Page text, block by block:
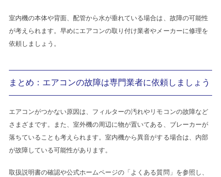
室内機の本体や背面、配管から水が垂れている場合は、故障の可能性
が考えられます。早めにエアコンの取り付け業者やメーカーに修理を
依頼しましょう。
まとめ：エアコンの故障は専門業者に依頼しましょう
エアコンがつかない原因は、フィルターの汚れやリモコンの故障など
さまざまです。また、室外機の周辺に物が置いてある、ブレーカーが
落ちていることも考えられます。室内機から異音がする場合は、内部
が故障している可能性があります。
取扱説明書の確認や公式ホームページの「よくある質問」を参照し、